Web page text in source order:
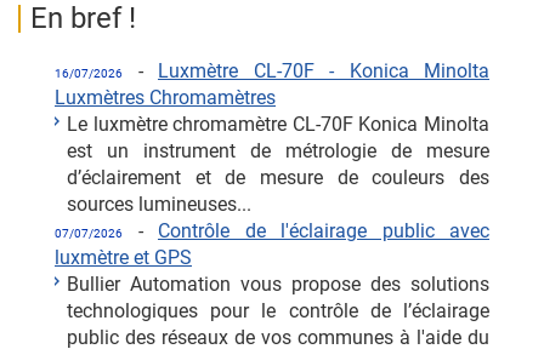
En bref !
16/07/2026 - Luxmètre CL-70F - Konica Minolta
Luxmètres Chromamètres
Le luxmètre chromamètre CL-70F Konica Minolta
est un instrument de métrologie de mesure
d’éclairement et de mesure de couleurs des
sources lumineuses...
07/07/2026 - Contrôle de l'éclairage public avec
luxmètre et GPS
Bullier Automation vous propose des solutions
technologiques pour le contrôle de l’éclairage
public des réseaux de vos communes à l'aide du